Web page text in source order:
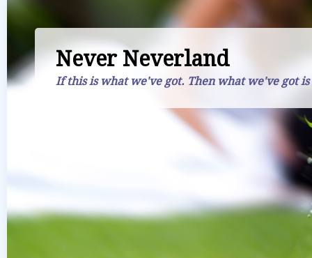
Never Neverland
If this is what we've got. Then what we've got is